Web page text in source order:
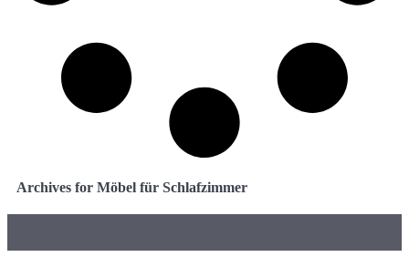
Archives for Möbel für Schlafzimmer